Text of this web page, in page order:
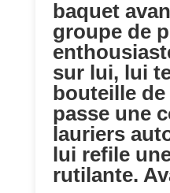
baquet
groupe de
sur lui, lui
bouteille
passe une
lauriers
lui refile
rutilante.